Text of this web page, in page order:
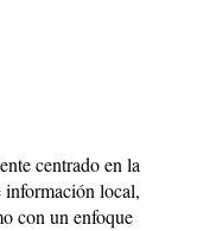
centrado en la
local,
con un enfoque